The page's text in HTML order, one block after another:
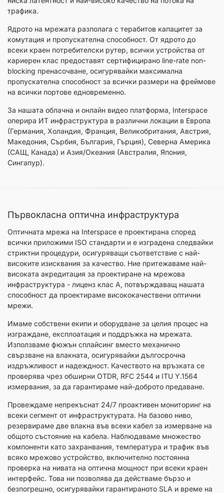
трафика.
Ядрото на мрежата разполага с терабитов капацитет за
комутация и пропускателна способност. От ядрото до
всеки краен потребителски рутер, всички устройства от
кариерен клас предоставят сертифицирано line-rate non-
blocking пренасочване, осигурявайки максимална
пропускателна способност за всички размери на фреймове
на всички портове едновременно.
За нашата облачна и онлайн видео платформа, Interspace
оперира ИТ инфраструктура в различни локации в Европа
(Германия, Холандия, Франция, Великобритания, Австрия,
Македония, Сърбия, България, Гърция), Северна Америка
(САЩ, Канада) и Азия/Океания (Австралия, Япония,
Сингапур).
Първокласна оптична инфраструктура
Оптичната мрежа на Interspace е проектирана според
всички приложими ISO стандарти и е изградена следвайки
стриктни процедури, осигуряващи съответствие с най-
високите изисквания за качество. Ние притежаваме най-
високата акредитация за проектиране на мрежова
инфраструктура - лиценз клас А, потвърждаващ нашата
способност да проектираме висококачествени оптични
мрежи.
Имаме собствени екипи и оборудване за целия процес на
изграждане, експлоатация и поддръжка на мрежата.
Използваме фюжън сплайсинг вместо механично
свързване на влакната, осигурявайки дългосрочна
издръжливост и надеждност. Качеството на връзката се
проверява чрез обширни OTDR, RFC 2544 и ITU Y.1564
измервания, за да гарантираме най-доброто предаване.
Провеждаме непрекъснат 24/7 проактивен мониторинг на
всеки сегмент от инфраструктурата. На базово ниво,
резервираме две влакна във всеки кабел за измерване на
общото състояние на кабела. Наблюдаваме множество
компоненти като захранвания, температура и трафик във
всяко мрежово устройство, включително постоянна
проверка на нивата на оптична мощност при всеки краен
интерфейс. Това ни позволява да действаме бързо и
безпогрешно, осигурявайки гарантираното SLA и време на